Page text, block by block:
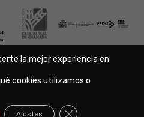
| Política de Cookies
Ciencias. Avda. de la Ciencia s/n
958 131 900. Todos los derechos
la mejor experiencia en
cookies utilizamos o
Ajustes Cerrar el banner de